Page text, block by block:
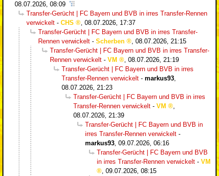
08.07.2026, 08:09
Transfer-Gerücht | FC Bayern und BVB in irres Transfer-Rennen
verwickelt - CHS , 08.07.2026, 17:37
Transfer-Gerücht | FC Bayern und BVB in irres Transfer-
Rennen verwickelt - Scherben , 08.07.2026, 21:15
Transfer-Gerücht | FC Bayern und BVB in irres Transfer-
Rennen verwickelt - VM , 08.07.2026, 21:19
Transfer-Gerücht | FC Bayern und BVB in irres
Transfer-Rennen verwickelt - markus93,
08.07.2026, 21:23
Transfer-Gerücht | FC Bayern und BVB in irres
Transfer-Rennen verwickelt - VM
,
08.07.2026, 21:39
Transfer-Gerücht | FC Bayern und BVB in
irres Transfer-Rennen verwickelt -
markus93, 09.07.2026, 06:16
Transfer-Gerücht | FC Bayern und BVB
in irres Transfer-Rennen verwickelt - VM
, 09.07.2026, 08:15